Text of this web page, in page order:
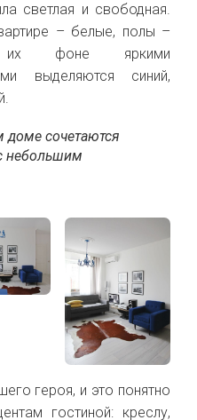
светлая и свободная.
– белые, полы –
их фоне яркими
выделяются синий,
доме сочетаются
небольшим
героя, и это понятно
гостиной: креслу,